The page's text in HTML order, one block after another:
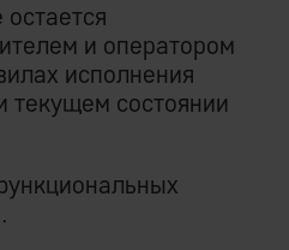
остается
и оператором
исполнения
текущем состоянии